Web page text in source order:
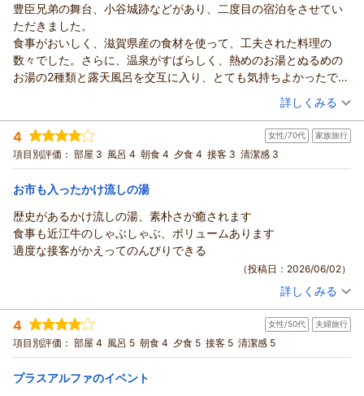
上げております。
須賀谷温泉～戦国武将が通った歴史の秘湯～からの返信
このたびは須賀谷温泉をご利用いただき、また心温まるご感想
をお寄せいただきまして誠にありがとうございます。
「知る人ぞ知る隠れ宿」とのお言葉、そして何度も足をお運び
いただいているとのこと、大変光栄に存じます。お客様のよう
に長くご愛顧くださる皆様に支えられ、今日まで営業を続けて
こられました。
また、当館自慢の温泉を高くご評価いただき、誠にありがとう
ございます。泉質の良さを実感していただき、常連のお客様か
らもそのようなお声をいただけることは、私どもにとって何よ
りの励みでございます。
に入りの場所として大切に思っていただいているお気持ちが伝
わり、大変嬉しく拝読いたしました。
これからも変わらぬ湯とおもてなしで、心安らぐひとときをお
届けできるよう努めてまいります。またのお帰りをスタッフ一
（返信日：2026/06/18）
豊臣兄弟の舞台、小谷城跡などがあり、二度目の宿泊をさせてい
ただきました。
食事がおいしく、滋賀県産の食材を使って、工夫された料理の
数々でした。さらに、温泉がすばらしく、熱めのお湯とぬるめの
お湯の2種類と露天風呂を交互に入り、とても気持ちよかったで
部屋も広く、清潔で快適に過ごすことができました。
2日目は秀吉ゆかりの神社やお寺を巡り、御朱印をいただいたり、
長浜城へ行ったりと楽しい時間を過ごせました。また、伺いたい
と思いました。ありがとうございました。
（投稿日：2026/06/03）
宿泊時期： 2026年05月宿泊 (夫婦旅行)
投稿者： はぎちゃんさん
宿泊プラン： 【基本】お市の方・浅井三姉妹ゆかりの天然温泉と旬の会席料
理〇寛ぎプラン◆天然水プレゼント◆茶々の華
和室 朝・夕
宿泊価格帯： 20,001～21,000円(大人一人あたり/税込)
須賀谷温泉～戦国武将が通った歴史の秘湯～からの返信
いつも当館をご利用いただき、誠にありがとうございます。
豊臣兄弟ゆかりの地や小谷城跡など、歴史散策の拠点として再
び当館をお選びいただけましたこと、大変光栄に存じます。
また、お食事につきまして、滋賀県産の食材を活かした料理を
お楽しみいただけたとのこと、料理長をはじめスタッフ一同大
変嬉しく拝読いたしました。温泉も熱めのお湯、ぬるめのお
湯、露天風呂をゆっくりとご満喫いただき、2日間で4回もご利
用いただけたとのこと、須賀谷温泉ならではの湯を存分にお楽
しみいただけたご様子に何より嬉しく感じております。
詳しくみる
4 女性/70代 家族旅行
項目別評価： 部屋 3 風呂 4 朝食 4 夕食 4 接客 3 清潔感 3
お市も入ったかけ流しの湯
歴史があるかけ流しの湯、素朴さが癒されます
食事も近江牛のしゃぶしゃぶ、ボリュームあります
適度な接客がかえってのんびりできる
（投稿日：2026/06/02）
投稿者： ひさくんさん(女性/70代)
宿泊プラン： 【グルメ】日本三大和牛「近江牛」特選しゃぶしゃぶプラン◆
天然水プレゼント◆
和室 朝・夕
宿泊価格帯： 18,001～19,000円(大人一人あたり/税込)
詳しくみる
4 女性/50代 夫婦旅行
項目別評価： 部屋 4 風呂 5 朝食 4 夕食 5 接客 5 清潔感 5
プラスアルファのイベント